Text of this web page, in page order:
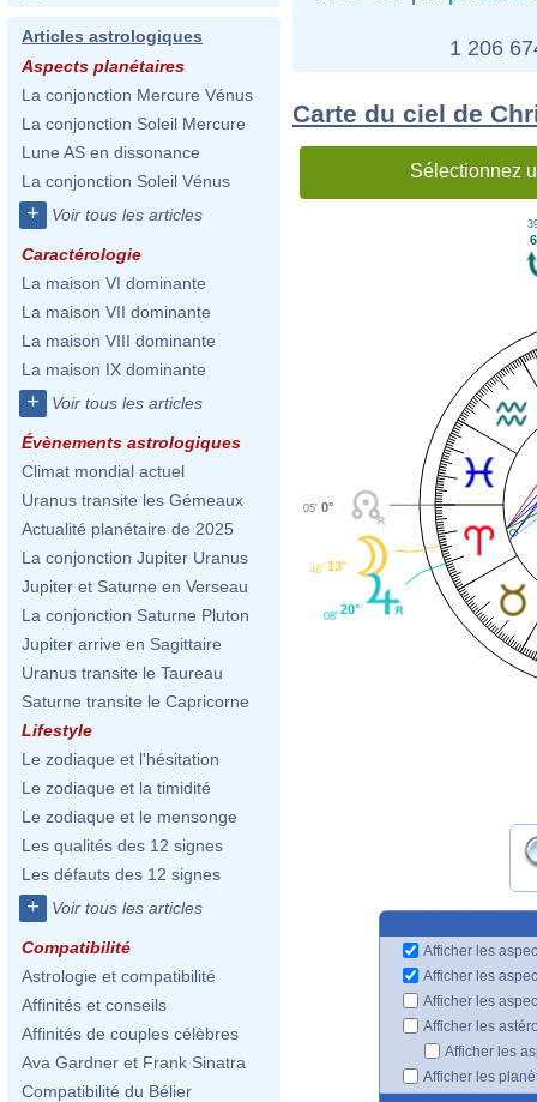
Articles astrologiques
Aspects planétaires
La conjonction Mercure Vénus
La conjonction Soleil Mercure
Lune AS en dissonance
La conjonction Soleil Vénus
+ Voir tous les articles
Caractérologie
La maison VI dominante
La maison VII dominante
La maison VIII dominante
La maison IX dominante
+ Voir tous les articles
Évènements astrologiques
Climat mondial actuel
Uranus transite les Gémeaux
Actualité planétaire de 2025
La conjonction Jupiter Uranus
Jupiter et Saturne en Verseau
La conjonction Saturne Pluton
Jupiter arrive en Sagittaire
Uranus transite le Taureau
Saturne transite le Capricorne
Lifestyle
Le zodiaque et l'hésitation
Le zodiaque et la timidité
Le zodiaque et le mensonge
Les qualités des 12 signes
Les défauts des 12 signes
+ Voir tous les articles
Compatibilité
Astrologie et compatibilité
Affinités et conseils
Affinités de couples célèbres
Ava Gardner et Frank Sinatra
Compatibilité du Bélier
1 206
Carte du ciel de
Sélectionnez
0°
05'
13°
48'
20°
08'
Afficher les
Afficher les
Afficher les
Afficher les
Afficher les
Afficher les